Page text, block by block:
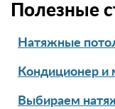
Полезные
Натяжные
Кондиционер и
Выбираем